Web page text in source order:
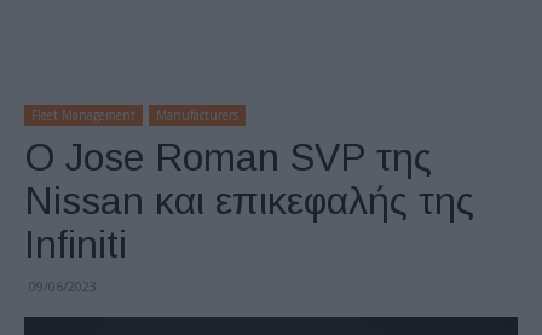
Fleet Management Manufacturers
Ο Jose Roman SVP της
Nissan και επικεφαλής της
Infiniti
09/06/2023